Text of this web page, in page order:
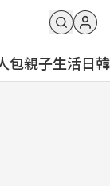
包親子生活日韓